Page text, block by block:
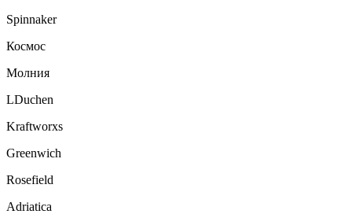
Spinnaker
Космос
Молния
LDuchen
Kraftworxs
Greenwich
Rosefield
Adriatica